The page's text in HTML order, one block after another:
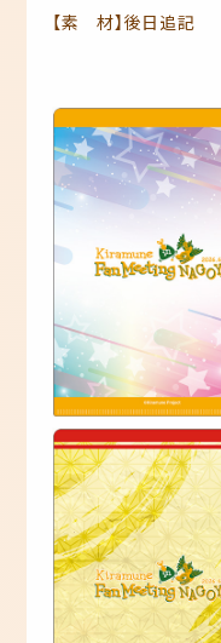
【素 材】後日追記